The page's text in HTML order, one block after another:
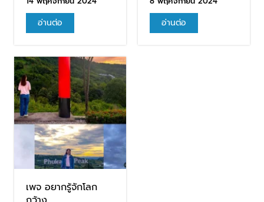
อ่านต่อ อ่านต่อ
เพจ อยากรู้จักโลก